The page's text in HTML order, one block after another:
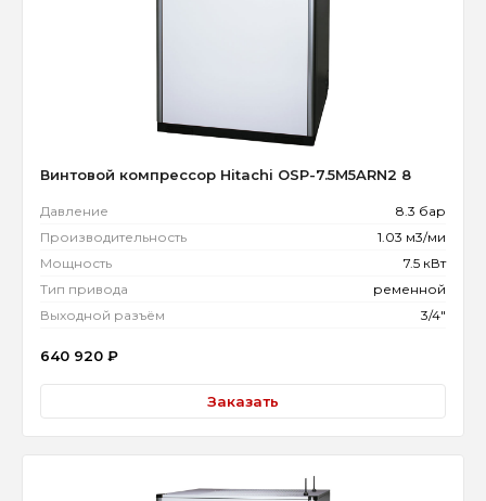
Винтовой компрессор Hitachi OSP-7.5M5ARN2 8
Давление
8.3 бар
Производительность
1.03 м3/ми
Мощность
7.5 кВт
Тип привода
ременной
Выходной разъём
3/4"
640 920 ₽
Заказать